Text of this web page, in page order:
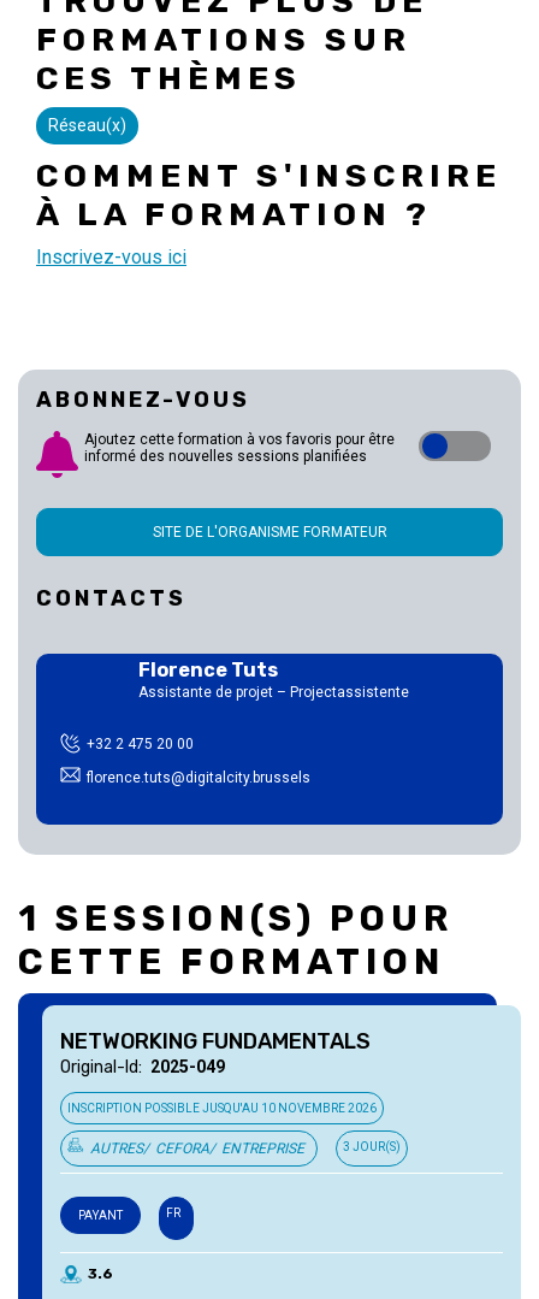
FORMATIONS SUR
CES THÈMES
Réseau(x)
COMMENT S'INSCRIRE
À LA FORMATION ?
Inscrivez-vous ici
ABONNEZ-VOUS
Ajoutez cette formation à vos favoris pour être
informé des nouvelles sessions planifiées
SITE DE L'ORGANISME FORMATEUR
CONTACTS
Florence Tuts
Assistante de projet – Projectassistente
+32 2 475 20 00
florence.tuts@digitalcity.brussels
1 SESSION(S) POUR
CETTE FORMATION
NETWORKING FUNDAMENTALS
Original-Id 2025-049
INSCRIPTION POSSIBLE JUSQU'AU 10 NOVEMBRE 2026
AUTRES CEFORA ENTREPRISE 3 JOUR(S)
PAYANT FR
3.6